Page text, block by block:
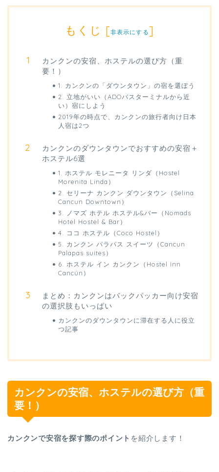
もくじ [非表示にする]
カンクンの安宿、ホステルの選び方（重
要！）
1. カンクンの「ダウンタウン」の宿を選ぼう
2. 立地がいい（ADOバスターミナルから近
い）宿にしよう
2019年の時点で、カンクンの旅行者向け日本
人宿は2つ
カンクンのダウンタウンでおすすめの安宿＋
ホステル6選
1. ホステル モレニータ リンダ（Hostel
Morenita Linda）
2. セリーナ カンクン ダウンタウン（Selina
Cancun Downtown）
3. ノマズ ホテル ホステル&バー（Nomads
Hotel Hostel & Bar）
4. ココ ホステル（Coco Hostel）
5. カンクン パラパス スイーツ（Cancun
Palapas suites）
6. ホステル イン カンクン（Hostel Inn
Cancún）
まとめ：カンクンはバックパッカー向け安宿
の選択肢もいっぱい
カンクンのダウンタウンに滞在する人に役立
つ記事
カンクンの安宿、ホステルの選び方（重
要！）
カンクンで安宿を探す際のポイント を紹介します！